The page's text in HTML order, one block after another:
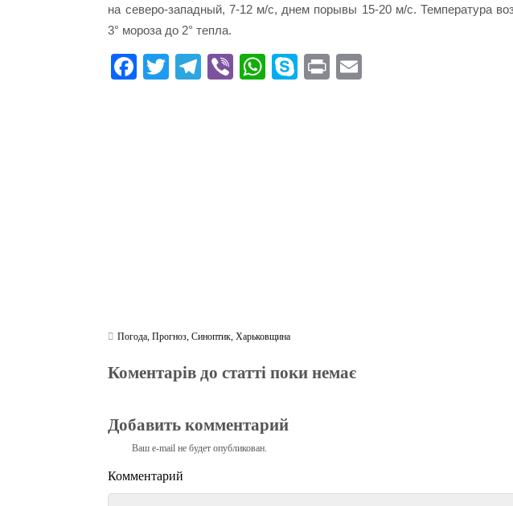
на северо-западный, 7-12 м/с, днем порывы 15-20 м/с. Температура
3° мороза до 2° тепла.
Fa T
Te Vi
W
S
Pr
Погода,Прогноз,Синоптик,Харьковщина
Коментарів до статті поки немає
Добавить комментарий
Ваш e-mail не будет опубликован.
Комментарий